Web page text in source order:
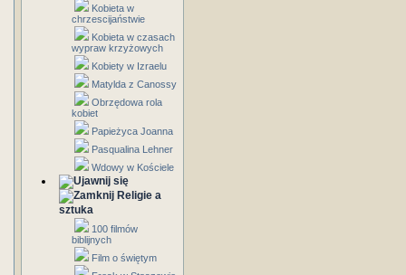
Kobieta w
chrzescijaństwie
Kobieta w czasach
wypraw krzyżowych
Kobiety w Izraelu
Matylda z Canossy
Obrzędowa rola
kobiet
Papieżyca Joanna
Pasqualina Lehner
Wdowy w Kościele
Religie a
sztuka
100 filmów
biblijnych
Film o świętym